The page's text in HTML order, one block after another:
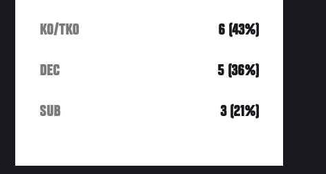
KO/TKO 6 (43%)
DEC 5 (36%)
SUB 3 (21%)